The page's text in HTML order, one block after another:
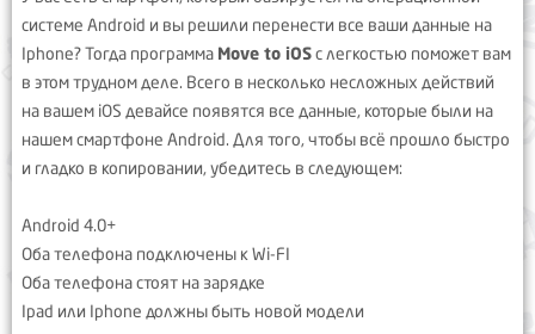
системе Android и вы решили перенести все ваши данные на
Iphone? Тогда программа Move to iOSс легкостью поможет вам
в этом трудном деле. Всего в несколько несложных действий
на вашем iOS девайсе появятся все данные, которые были на
нашем смартфоне Android. Для того, чтобы всё прошло быстро
и гладко в копировании, убедитесь в следующем:
Android 4.0+
Оба телефона подключены к Wi-FI
Оба телефона стоят на зарядке
Ipad или Iphone должны быть новой модели